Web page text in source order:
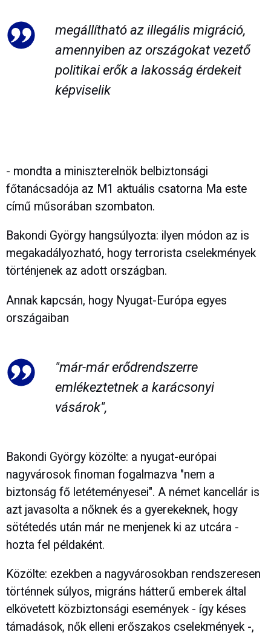
megállítható az illegális migráció,
amennyiben az országokat vezető
politikai erők a lakosság érdekeit
képviselik
- mondta a miniszterelnök belbiztonsági
főtanácsadója az M1 aktuális csatorna Ma este
című műsorában szombaton.
Bakondi György hangsúlyozta: ilyen módon az is
megakadályozható, hogy terrorista cselekmények
történjenek az adott országban.
Annak kapcsán, hogy Nyugat-Európa egyes
országaiban
"már-már erődrendszerre
emlékeztetnek a karácsonyi
vásárok",
Bakondi György közölte: a nyugat-európai
nagyvárosok finoman fogalmazva "nem a
biztonság fő letéteményesei". A német kancellár is
azt javasolta a nőknek és a gyerekeknek, hogy
sötétedés után már ne menjenek ki az utcára -
hozta fel példaként.
Közölte: ezekben a nagyvárosokban rendszeresen
történnek súlyos, migráns hátterű emberek által
elkövetett közbiztonsági események - így késes
támadások, nők elleni erőszakos cselekmények -,